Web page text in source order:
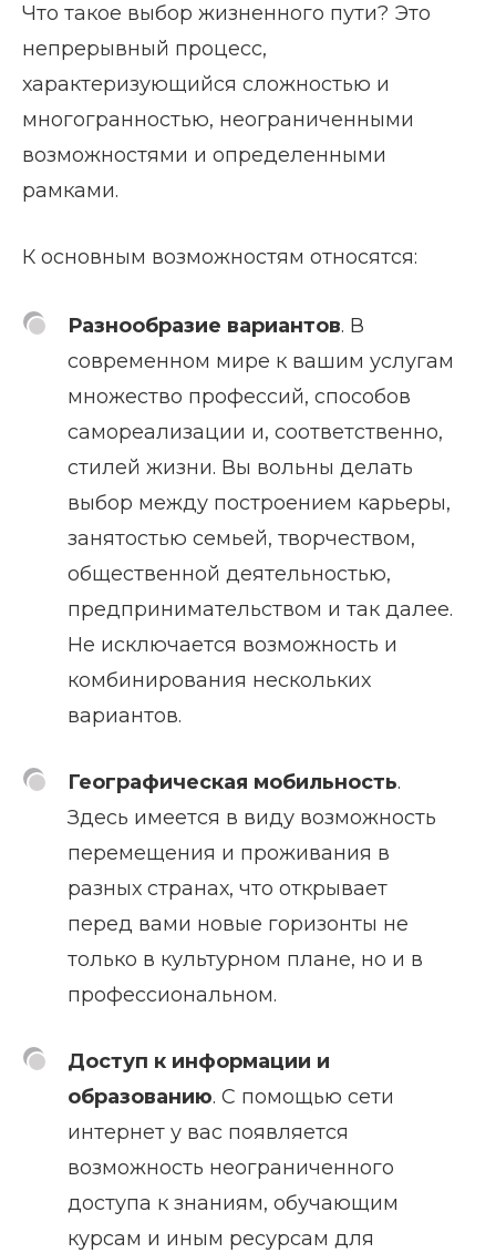
Что такое выбор жизненного пути? Это
непрерывный процесс,
характеризующийся сложностью и
многогранностью, неограниченными
возможностями и определенными
рамками.
К основным возможностям относятся:
Разнообразие вариантов. В
современном мире к вашим услугам
множество профессий, способов
самореализации и, соответственно,
стилей жизни. Вы вольны делать
выбор между построением карьеры,
занятостью семьей, творчеством,
общественной деятельностью,
предпринимательством и так далее.
Не исключается возможность и
комбинирования нескольких
вариантов.
Географическая мобильность.
Здесь имеется в виду возможность
перемещения и проживания в
разных странах, что открывает
перед вами новые горизонты не
только в культурном плане, но и в
профессиональном.
Доступ к информации и
образованию. С помощью сети
интернет у вас появляется
возможность неограниченного
доступа к знаниям, обучающим
курсам и иным ресурсам для